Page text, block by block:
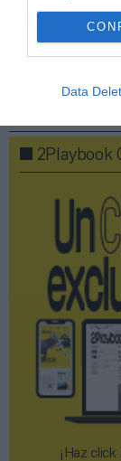
Data
Publicidad
2Playbook
¡Haz